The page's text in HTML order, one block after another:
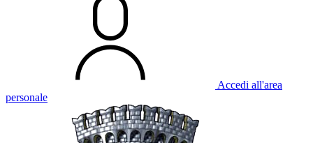
Accedi all'area
personale